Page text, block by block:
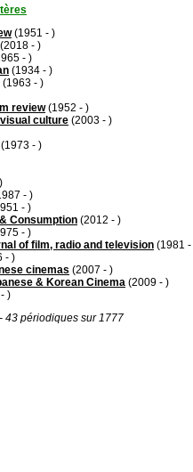
(1951 - )
(2018 - )
- )
(1934 - )
(1963 - )
review(1952 - )
culture (2003 - )
(1973 - )
- )
- )
Consumption (2012 - )
- )
of film, radio and television (1981 -
- )
cinemas (2007 - )
& Korean Cinema (2009 - )
)
43 périodiques sur 1777